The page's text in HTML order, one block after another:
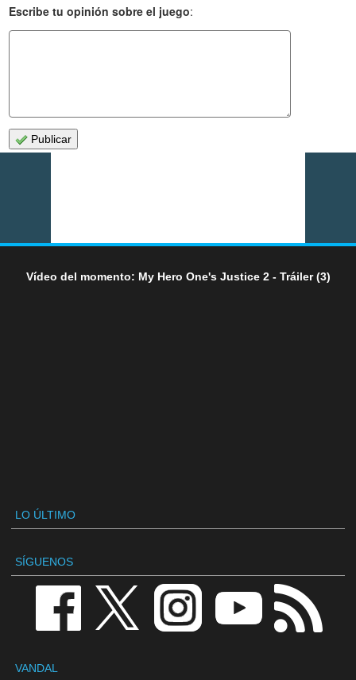
Escribe tu opinión sobre el juego:
Publicar
Vídeo del momento: My Hero One's Justice 2 - Tráiler (3)
LO ÚLTIMO
SÍGUENOS
VANDAL